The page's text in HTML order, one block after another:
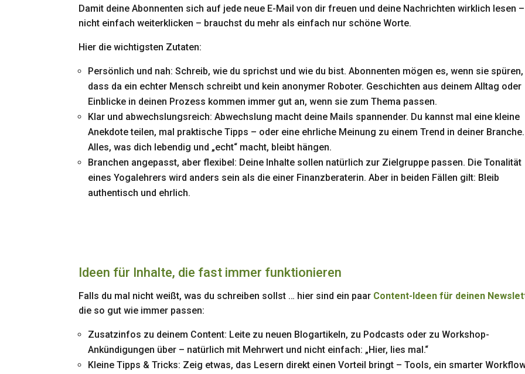
Damit deine Abonnenten sich auf jede neue E-Mail von dir freuen und deine Nachrichten wirklich lesen –
nicht einfach weiterklicken – brauchst du mehr als einfach nur schöne Worte.
Hier die wichtigsten Zutaten:
Persönlich und nah: Schreib, wie du sprichst und wie du bist. Abonnenten mögen es, wenn sie spüren,
dass da ein echter Mensch schreibt und kein anonymer Roboter. Geschichten aus deinem Alltag oder
Einblicke in deinen Prozess kommen immer gut an, wenn sie zum Thema passen.
Klar und abwechslungsreich: Abwechslung macht deine Mails spannender. Du kannst mal eine kleine
Anekdote teilen, mal praktische Tipps – oder eine ehrliche Meinung zu einem Trend in deiner Branche.
Alles, was dich lebendig und „echt“ macht, bleibt hängen.
Branchen angepasst, aber flexibel: Deine Inhalte sollen natürlich zur Zielgruppe passen. Die Tonalität
eines Yogalehrers wird anders sein als die einer Finanzberaterin. Aber in beiden Fällen gilt: Bleib
authentisch und ehrlich.
Ideen für Inhalte, die fast immer funktionieren
Falls du mal nicht weißt, was du schreiben sollst … hier sind ein paar Content-Ideen für deinen
die so gut wie immer passen:
Zusatzinfos zu deinem Content: Leite zu neuen Blogartikeln, zu Podcasts oder zu Workshop-
Ankündigungen über – natürlich mit Mehrwert und nicht einfach: „Hier, lies mal.“
Kleine Tipps & Tricks: Zeig etwas, das Lesern direkt einen Vorteil bringt – Tools, ein smarter